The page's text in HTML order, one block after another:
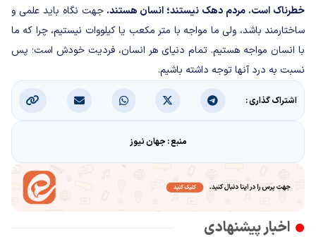
خطرناک است. مردم دهک نیستند؛ انسان هستند.جهت نگاه باید علمی و
ساختارمند باشد، ولی ما مواجه با متر مکعب یا کیلووات نیستیم، چرا که ما
با انسان مواجه هستیم. تمام دنیای هر انسان، فردیت خودش است؛ پس
نسبت به درد آنها توجه داشته باشیم.
اشتراک گذاری :
منبع : جهان نیوز
اخبار پیشنهادی